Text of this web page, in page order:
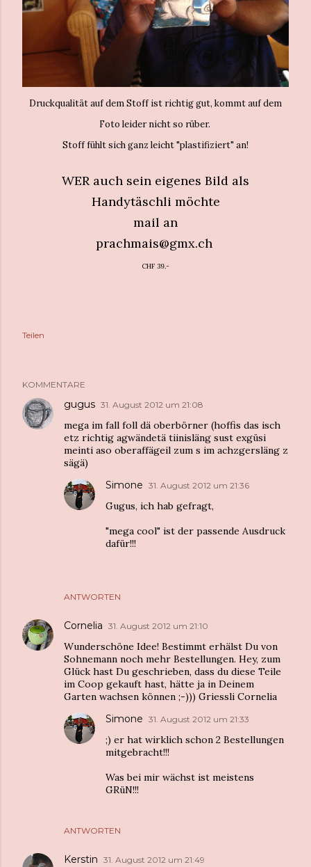
Druckqualität auf dem Stoff ist richtig gut, kommt auf dem
Foto leider nicht so rüber.
Stoff fühlt sich ganz leicht "plastifiziert" an!
WER auch sein eigenes Bild als
Handytäschli möchte
mail an
prachmais@gmx.ch
CHF 39.-
Teilen
KOMMENTARE
gugus 31. August 2012 um 21:08
mega im fall foll dä oberbörner (hoffis das isch
etz richtig agwändetä tiinisläng sust exgüsi
meinti aso oberaffägeil zum s im achzgersläng z
sägä)
ANTWORTEN
Simone 31. August 2012 um 21:36
Gugus, ich hab gefragt,
"mega cool" ist der passende Ausdruck
dafür!!!
Cornelia 31. August 2012 um 21:10
Wunderschöne Idee! Bestimmt erhälst Du von
Sohnemann noch mehr Bestellungen. Hey, zum
Glück hast Du geschrieben, dass du diese Teile
im Coop gekauft hast, hätte ja in Deinem
Garten wachsen können ;-))) Griessli Cornelia
ANTWORTEN
Simone 31. August 2012 um 21:33
;) er hat wirklich schon 2 Bestellungen
mitgebracht!!!
Was bei mir wächst ist meistens
GRüN!!!
Kerstin 31. August 2012 um 21:49